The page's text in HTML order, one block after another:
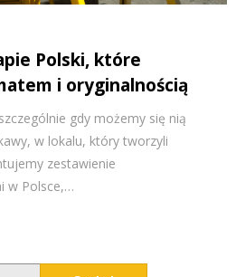
Polski, które
i oryginalnością
gdy możemy się nią
w lokalu, który tworzyli
zestawienie
w Polsce,…